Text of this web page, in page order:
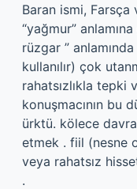
Baran ismi, Farsça
“yağmur”
rüzgar ”
kullanılır) çok
rahatsızlıkla tepki
konuşmacının bu
ürktü. kölece
etmek . fiil (nesne
veya rahatsız
.